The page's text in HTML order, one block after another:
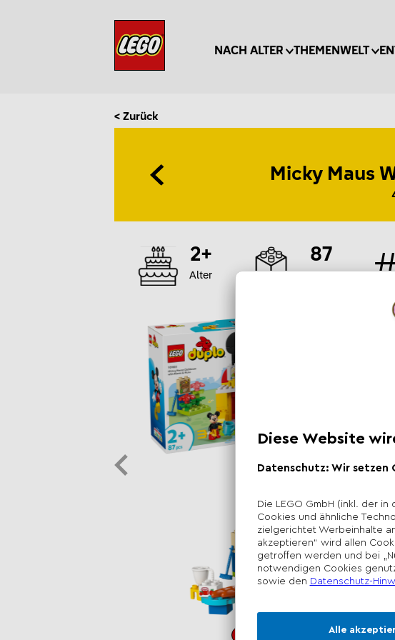
NACH ALTER THEMENWELT
< Zurück
Micky Maus
2+
Alter
87